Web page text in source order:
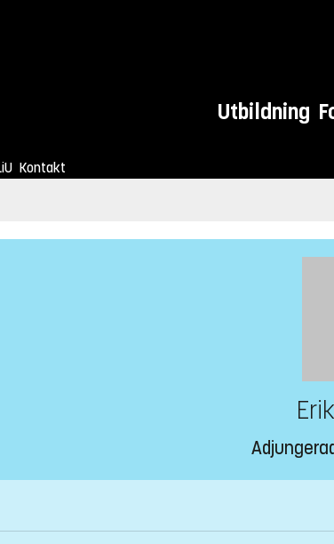
Utbildning
Kontakt